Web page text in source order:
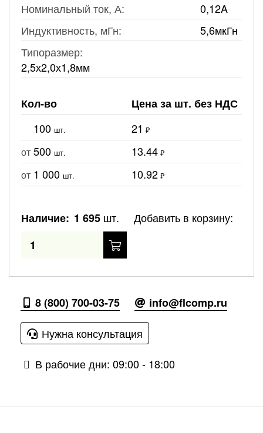
Номинальный ток, А:
0,12A
Индуктивность, мГн:
5,6мкГн
Типоразмер:
2,5х2,0х1,8мм
Кол-во
Цена за шт. без НДС
100 шт. 21 ₽
от 500 шт. 13.44 ₽
от 1 000 шт. 10.92 ₽
Наличие: 1 695 шт. Добавить в корзину:
8 (800) 700-03-75
info@flcomp.ru
Нужна консультация
В рабочие дни: 09:00 - 18:00